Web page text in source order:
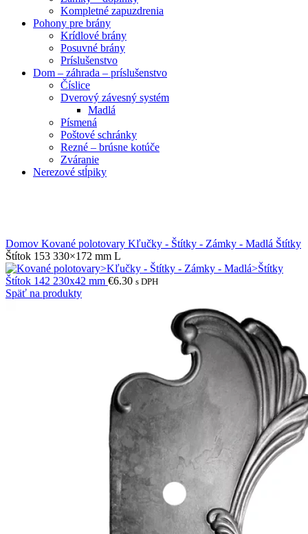
Kompletné zapuzdrenia
Pohony pre brány
Krídlové brány
Posuvné brány
Príslušenstvo
Dom – záhrada – príslušenstvo
Číslice
Dverový závesný systém
Madlá
Písmená
Poštové schránky
Rezné – brúsne kotúče
Zváranie
Nerezové stĺpiky
Domov Kované polotovary Kľučky - Štítky - Zámky - Madlá Štítky
Štítok 153 330×172 mm L
Štítok 142 230x42 mm €6.30 s DPH
Späť na produkty